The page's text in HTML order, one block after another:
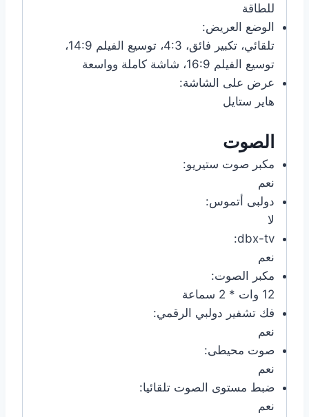
للطاقة
الوضع العريض:
تلقائي، تكبير فائق، 4:3، توسيع الفيلم 14:9،
توسيع الفيلم 16:9، شاشة كاملة وواسعة
عرض على الشاشة:
هاير ستايل
الصوت
مكبر صوت ستيريو:
نعم
دولبى أتموس:
لا
dbx-tv:
نعم
مكبر الصوت:
12 وات * 2 سماعة
فك تشفير دولبي الرقمي:
نعم
صوت محيطى:
نعم
ضبط مستوى الصوت تلقائيا:
نعم